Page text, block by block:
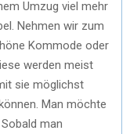
Umzug viel mehr
Nehmen wir zum
Kommode oder
werden meist
sie möglichst
Man möchte
man